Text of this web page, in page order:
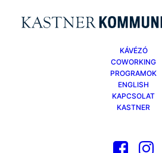
KÁVÉZÓ
COWORKING
PROGRAMOK
ENGLISH
KAPCSOLAT
KASTNER